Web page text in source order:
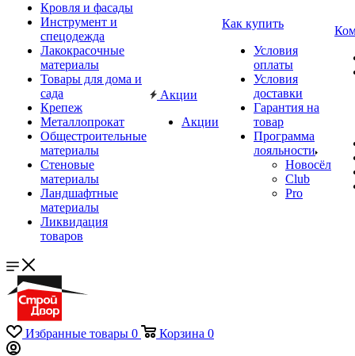
Кровля и фасады
Инструмент и
спецодежда
Лакокрасочные
материалы
Товары для дома и
сада
Крепеж
Металлопрокат
Общестроительные
материалы
Стеновые
материалы
Ландшафтные
материалы
Ликвидация
товаров
Акции
Акции
Как купить
Условия
оплаты
Условия
доставки
Гарантия на
товар
Программа
лояльности
Новосёл
Club
Pro
Избранные товары 0 Корзина 0